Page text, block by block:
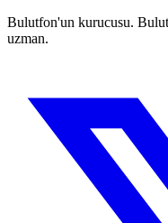
Bulutfon'un kurucusu.
uzman.